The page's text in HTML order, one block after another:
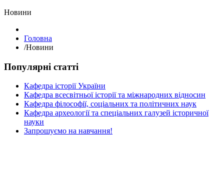
Hовини
Головна
/Hовини
Популярні статті
Кафедра історії України
Кафедра всесвітньої історії та міжнародних відносин
Кафедра філософії, соціальних та політичних наук
Кафедра археології та спеціальних галузей історичної
науки
Запрошуємо на навчання!